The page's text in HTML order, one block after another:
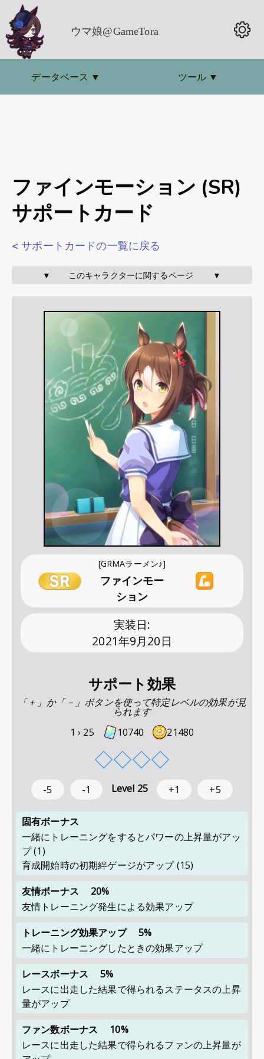
ウマ娘@GameTora
データベース ▼ ツール ▼
ファインモーション (SR)
サポートカード
< サポートカードの一覧に戻る
▼       このキャラクターに関するページ        ▼
[GRMAラーメン♪]
ファインモー
ション
実装日:
2021年9月20日
サポート効果
「＋」か「－」ボタンを使って特定レベルの効果が見
られます
1 › 25 10740 21480
◇◇◇◇
-5 -1 Level 25 +1 +5
固有ボーナス
一緒にトレーニングをするとパワーの上昇量がアッ
プ(1)
育成開始時の初期絆ゲージがアップ(15)
友情ボーナス
20%
友情トレーニング発生による効果アップ
トレーニング効果アップ
5%
一緒にトレーニングしたときの効果アップ
レースボーナス
5%
レースに出走した結果で得られるステータスの上昇
量がアップ
ファン数ボーナス
10%
レースに出走した結果で得られるファンの上昇量が